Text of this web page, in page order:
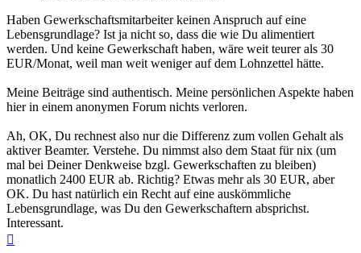
Haben Gewerkschaftsmitarbeiter keinen Anspruch auf eine
Lebensgrundlage? Ist ja nicht so, dass die wie Du alimentiert
werden. Und keine Gewerkschaft haben, wäre weit teurer als 30
EUR/Monat, weil man weit weniger auf dem Lohnzettel hätte.
Meine Beiträge sind authentisch. Meine persönlichen Aspekte haben
hier in einem anonymen Forum nichts verloren.
Ah, OK, Du rechnest also nur die Differenz zum vollen Gehalt als
aktiver Beamter. Verstehe. Du nimmst also dem Staat für nix (um
mal bei Deiner Denkweise bzgl. Gewerkschaften zu bleiben)
monatlich 2400 EUR ab. Richtig? Etwas mehr als 30 EUR, aber
OK. Du hast natürlich ein Recht auf eine auskömmliche
Lebensgrundlage, was Du den Gewerkschaftern absprichst.
Interessant.